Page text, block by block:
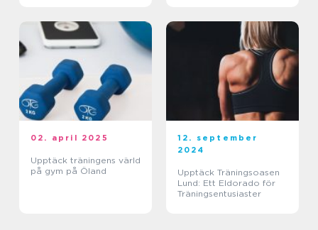
02. april 2025
Upptäck träningens värld
på gym på Öland
12. september
2024
Upptäck Träningsoasen
Lund: Ett Eldorado för
Träningsentusiaster